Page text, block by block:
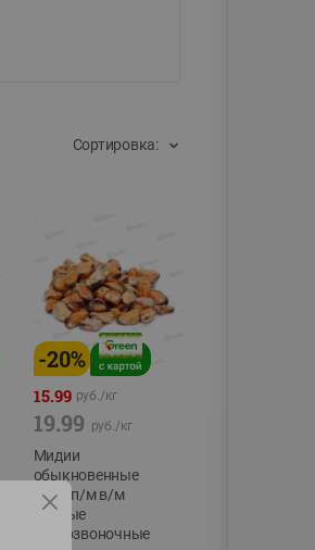
Сортировка:
-20%
15.99 руб./кг
19.99 руб./кг
Мидии
обыкновенные
мясо п/м в/м
водные
беспозвоночные